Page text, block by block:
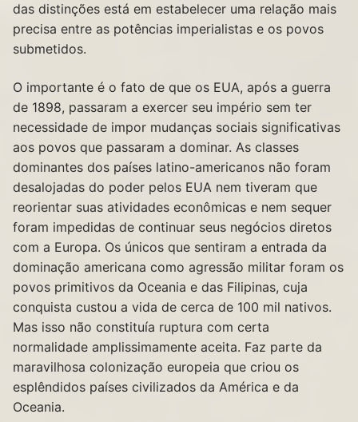
das distinções está em estabelecer uma relação mais
precisa entre as potências imperialistas e os povos
submetidos.
O importante é o fato de que os EUA, após a guerra
de 1898, passaram a exercer seu império sem ter
necessidade de impor mudanças sociais significativas
aos povos que passaram a dominar. As classes
dominantes dos países latino-americanos não foram
desalojadas do poder pelos EUA nem tiveram que
reorientar suas atividades econômicas e nem sequer
foram impedidas de continuar seus negócios diretos
com a Europa. Os únicos que sentiram a entrada da
dominação americana como agressão militar foram os
povos primitivos da Oceania e das Filipinas, cuja
conquista custou a vida de cerca de 100 mil nativos.
Mas isso não constituía ruptura com certa
normalidade amplissimamente aceita. Faz parte da
maravilhosa colonização europeia que criou os
esplêndidos países civilizados da América e da
Oceania.